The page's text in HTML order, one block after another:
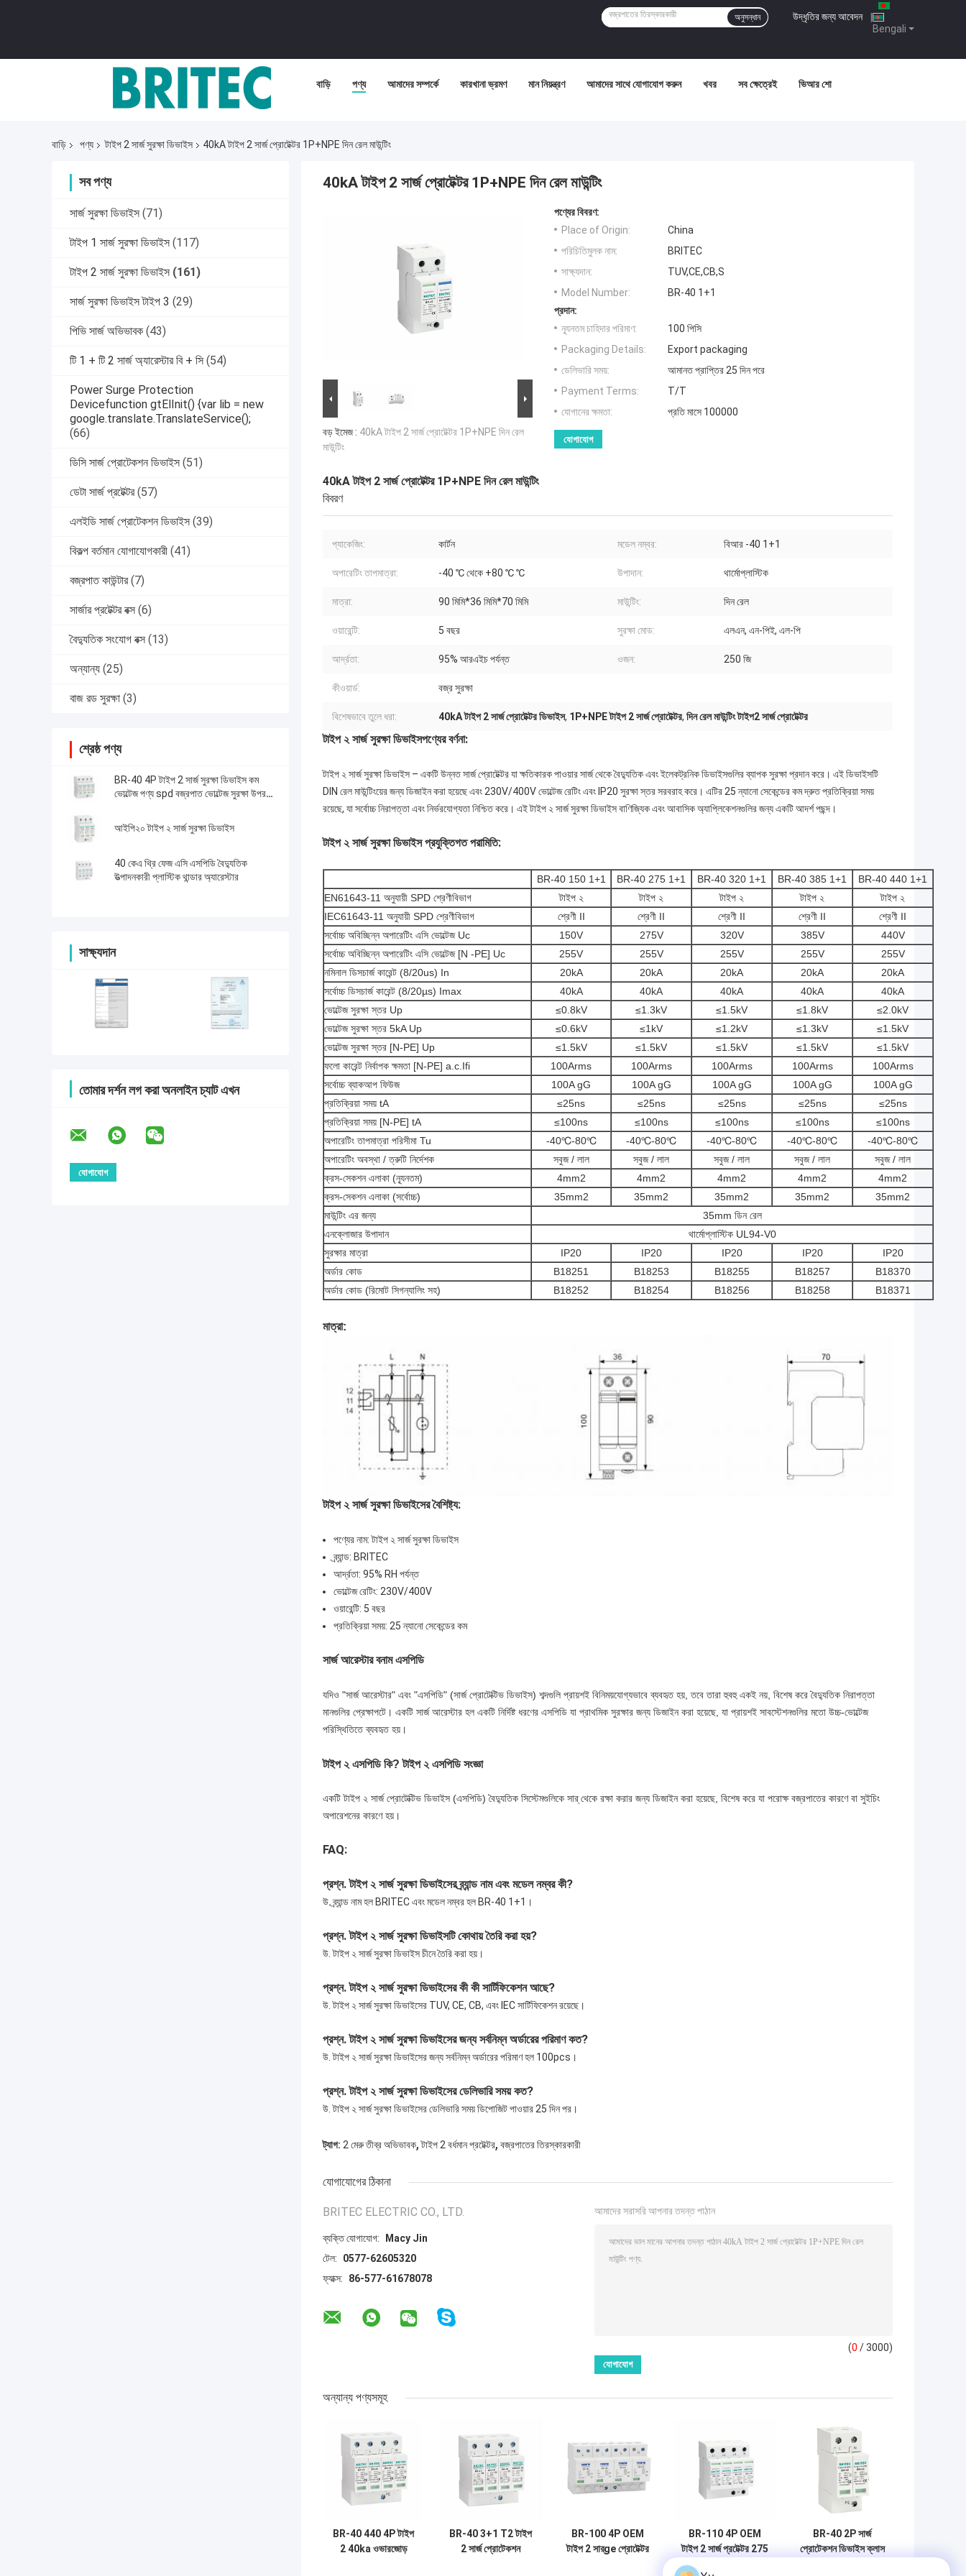
Bengali
উদ্ধৃতির জন্য আবেদন |
অনুসন্ধান
বাড়ি পণ্য আমাদের সম্পর্কে কারখানা ভ্রমণ মান নিয়ন্ত্রণ আমাদের সাথে যোগাযোগ করুন খবর সব ক্ষেত্রেই ভিআর শো
বাড়ি পণ্য টাইপ 2 সার্জ সুরক্ষা ডিভাইস 40kA টাইপ 2 সার্জ প্রোটেক্টর 1P+NPE দিন রেল মাউন্টিং
সব পণ্য
সার্জ সুরক্ষা ডিভাইস (71)
টাইপ 1 সার্জ সুরক্ষা ডিভাইস (117)
টাইপ 2 সার্জ সুরক্ষা ডিভাইস (161)
সার্জ সুরক্ষা ডিভাইস টাইপ 3 (29)
পিভি সার্জ অভিভাবক (43)
টি 1 + টি 2 সার্জ অ্যারেস্টার বি + সি (54)
Power Surge Protection
Devicefunction gtElInit() {var lib = new
google.translate.TranslateService();
(66)
ডিসি সার্জ প্রোটেকশন ডিভাইস (51)
ডেটা সার্জ প্রটেক্টর (57)
এলইডি সার্জ প্রোটেকশন ডিভাইস (39)
বিকল্প বর্তমান যোগাযোগকারী (41)
বজ্রপাত কাউন্টার (7)
সার্জার প্রটেক্টর বক্স (6)
বৈদ্যুতিক সংযোগ বক্স (13)
অন্যান্য (25)
বাজ রড সুরক্ষা (3)
শ্রেষ্ঠ পণ্য
BR-40 4P টাইপ 2 সার্জ সুরক্ষা ডিভাইস কম
ভোল্টেজ পণ্য spd বজ্রপাত ভোল্টেজ সুরক্ষা উপর
আইপি২০ টাইপ ২ সার্জ সুরক্ষা ডিভাইস
40 কেএ থ্রি ফেজ এসি এসপিডি বৈদ্যুতিক
উত্পাদনকারী প্লাস্টিক থান্ডার অ্যারেস্টার
সাক্ষ্যদান
তোমার দর্শন লগ করা অনলাইন চ্যাট এখন
40kA টাইপ 2 সার্জ প্রোটেক্টর 1P+NPE দিন রেল মাউন্টিং
বড় ইমেজ : 40kA টাইপ 2 সার্জ প্রোটেক্টর 1P+NPE দিন রেল
মাউন্টিং
পণ্যের বিবরণ:
Place of Origin:
China
পরিচিতিমুলক নাম:
BRITEC
সাক্ষ্যদান:
TUV,CE,CB,S
Model Number:
BR-40 1+1
প্রদান:
ন্যূনতম চাহিদার পরিমাণ:
100 পিসি
Packaging Details:
Export packaging
ডেলিভারি সময়:
আমানত প্রাপ্তির 25 দিন পরে
Payment Terms:
T/T
যোগানের ক্ষমতা:
প্রতি মাসে 100000
যোগাযোগ
40kA টাইপ 2 সার্জ প্রোটেক্টর 1P+NPE দিন রেল মাউন্টিং
বিবরণ
প্যাকেজিং: কার্টন মডেল নম্বর: বিআর -40 1+1
অপারেটিং তাপমাত্রা: -40 ℃ থেকে +80 ℃ ℃ উপাদান: থার্মোপ্লাস্টিক
মাত্রা: 90 মিমি*36 মিমি*70 মিমি মাউন্টিং: দিন রেল
ওয়ারেন্টি: 5 বছর সুরক্ষা মোড: এলএন, এন-পিই, এল-পি
আর্দ্রতা: 95% আরএইচ পর্যন্ত ওজন: 250 জি
কীওয়ার্ড: বজ্র সুরক্ষা
বিশেষভাবে তুলে ধরা: 40kA টাইপ 2 সার্জ প্রোটেক্টর ডিভাইস, 1P+NPE টাইপ 2 সার্জ প্রোটেক্টর, দিন রেল মাউন্টিং টাইপ2 সার্জ প্রোটেক্টর
টাইপ ২ সার্জ সুরক্ষা ডিভাইসপণ্যের বর্ণনা:
টাইপ ২ সার্জ সুরক্ষা ডিভাইস – একটি উন্নত সার্জ প্রোটেক্টর যা ক্ষতিকারক পাওয়ার সার্জ থেকে বৈদ্যুতিক এবং ইলেকট্রনিক ডিভাইসগুলির ব্যাপক সুরক্ষা প্রদান করে। এই ডিভাইসটি
DIN রেল মাউন্টিংয়ের জন্য ডিজাইন করা হয়েছে এবং 230V/400V ভোল্টেজ রেটিং এবং IP20 সুরক্ষা স্তর সরবরাহ করে। এটির 25 ন্যানো সেকেন্ডের কম দ্রুত প্রতিক্রিয়া সময়
রয়েছে, যা সর্বোচ্চ নিরাপত্তা এবং নির্ভরযোগ্যতা নিশ্চিত করে। এই টাইপ ২ সার্জ সুরক্ষা ডিভাইস বাণিজ্যিক এবং আবাসিক অ্যাপ্লিকেশনগুলির জন্য একটি আদর্শ পছন্দ।
টাইপ ২ সার্জ সুরক্ষা ডিভাইস প্রযুক্তিগত পরামিতি:
BR-40 150 1+1 BR-40 275 1+1 BR-40 320 1+1 BR-40 385 1+1
BR-40 440 1+1
EN61643-11 অনুযায়ী SPD শ্রেণীবিভাগ
টাইপ ২ টাইপ ২ টাইপ ২ টাইপ ২
টাইপ ২
IEC61643-11 অনুযায়ী SPD শ্রেণীবিভাগ
শ্রেণী II শ্রেণী II শ্রেণী II শ্রেণী II
শ্রেণী II
সর্বোচ্চ অবিচ্ছিন্ন অপারেটিং এসি ভোল্টেজ Uc
150V 275V 320V 385V
440V
সর্বোচ্চ অবিচ্ছিন্ন অপারেটিং এসি ভোল্টেজ [N -PE] Uc
255V 255V 255V 255V
255V
নমিনাল ডিসচার্জ কারেন্ট (8/20us) In
20kA 20kA 20kA 20kA
20kA
সর্বোচ্চ ডিসচার্জ কারেন্ট (8/20µs) Imax
40kA 40kA 40kA 40kA
40kA
ভোল্টেজ সুরক্ষা স্তর Up
≤0.8kV ≤1.3kV ≤1.5kV ≤1.8kV
≤2.0kV
ভোল্টেজ সুরক্ষা স্তর 5kA Up
≤0.6kV ≤1kV ≤1.2kV ≤1.3kV
≤1.5kV
ভোল্টেজ সুরক্ষা স্তর [N-PE] Up
≤1.5kV ≤1.5kV ≤1.5kV ≤1.5kV
≤1.5kV
ফলো কারেন্ট নির্বাপক ক্ষমতা [N-PE] a.c.Ifi
100Arms 100Arms 100Arms 100Arms
100Arms
সর্বোচ্চ ব্যাকআপ ফিউজ
100A gG 100A gG 100A gG 100A gG
100A gG
প্রতিক্রিয়া সময় tA
≤25ns ≤25ns ≤25ns ≤25ns
≤25ns
প্রতিক্রিয়া সময় [N-PE] tA
≤100ns ≤100ns ≤100ns ≤100ns
≤100ns
অপারেটিং তাপমাত্রা পরিসীমা Tu
-40℃-80℃ -40℃-80℃ -40℃-80℃ -40℃-80℃
-40℃-80℃
অপারেটিং অবস্থা / ত্রুটি নির্দেশক
সবুজ / লাল সবুজ / লাল সবুজ / লাল সবুজ / লাল
সবুজ / লাল
ক্রস-সেকশন এলাকা (ন্যূনতম)
4mm2 4mm2 4mm2 4mm2
4mm2
ক্রস-সেকশন এলাকা (সর্বোচ্চ)
35mm2 35mm2 35mm2 35mm2
35mm2
মাউন্টিং এর জন্য
35mm ডিন রেল
এনক্লোজার উপাদান
থার্মোপ্লাস্টিক UL94-V0
সুরক্ষার মাত্রা
IP20 IP20 IP20 IP20
IP20
অর্ডার কোড
B18251 B18253 B18255 B18257
B18370
অর্ডার কোড (রিমোট সিগন্যালিং সহ)
B18252 B18254 B18256 B18258 B18371
মাত্রা:
টাইপ ২ সার্জ সুরক্ষা ডিভাইসের বৈশিষ্ট্য:
পণ্যের নাম: টাইপ ২ সার্জ সুরক্ষা ডিভাইস
ব্র্যান্ড: BRITEC
আর্দ্রতা: 95% RH পর্যন্ত
ভোল্টেজ রেটিং: 230V/400V
ওয়ারেন্টি: 5 বছর
প্রতিক্রিয়া সময়: 25 ন্যানো সেকেন্ডের কম
সার্জ আরেস্টার বনাম এসপিডি
যদিও "সার্জ আরেস্টার" এবং "এসপিডি" (সার্জ প্রোটেক্টিভ ডিভাইস) শব্দগুলি প্রায়শই বিনিময়যোগ্যভাবে ব্যবহৃত হয়, তবে তারা হুবহু একই নয়, বিশেষ করে বৈদ্যুতিক নিরাপত্তা
মানগুলির প্রেক্ষাপটে। একটি সার্জ আরেস্টার হল একটি নির্দিষ্ট ধরণের এসপিডি যা প্রাথমিক সুরক্ষার জন্য ডিজাইন করা হয়েছে, যা প্রায়শই সাবস্টেশনগুলির মতো উচ্চ-ভোল্টেজ
পরিস্থিতিতে ব্যবহৃত হয়।
টাইপ ২ এসপিডি কি? টাইপ ২ এসপিডি সংজ্ঞা
একটি টাইপ ২ সার্জ প্রোটেক্টিভ ডিভাইস (এসপিডি) বৈদ্যুতিক সিস্টেমগুলিকে সার্ থেকে রক্ষা করার জন্য ডিজাইন করা হয়েছে, বিশেষ করে যা পরোক্ষ বজ্রপাতের কারণে বা সুইচিং
অপারেশনের কারণে হয়।
FAQ:
প্রশ্ন. টাইপ ২ সার্জ সুরক্ষা ডিভাইসের ব্র্যান্ড নাম এবং মডেল নম্বর কী?
উ. ব্র্যান্ড নাম হল BRITEC এবং মডেল নম্বর হল BR-40 1+1।
প্রশ্ন. টাইপ ২ সার্জ সুরক্ষা ডিভাইসটি কোথায় তৈরি করা হয়?
উ. টাইপ ২ সার্জ সুরক্ষা ডিভাইস চীনে তৈরি করা হয়।
প্রশ্ন. টাইপ ২ সার্জ সুরক্ষা ডিভাইসের কী কী সার্টিফিকেশন আছে?
উ. টাইপ ২ সার্জ সুরক্ষা ডিভাইসের TUV, CE, CB, এবং IEC সার্টিফিকেশন রয়েছে।
প্রশ্ন. টাইপ ২ সার্জ সুরক্ষা ডিভাইসের জন্য সর্বনিম্ন অর্ডারের পরিমাণ কত?
উ. টাইপ ২ সার্জ সুরক্ষা ডিভাইসের জন্য সর্বনিম্ন অর্ডারের পরিমাণ হল 100pcs।
প্রশ্ন. টাইপ ২ সার্জ সুরক্ষা ডিভাইসের ডেলিভারি সময় কত?
উ. টাইপ ২ সার্জ সুরক্ষা ডিভাইসের ডেলিভারি সময় ডিপোজিট পাওয়ার 25 দিন পর।
ট্যাগ: 2 মেরু তীব্র অভিভাবক, টাইপ 2 বর্ধমান প্রটেক্টর, বজ্রপাতের তিরস্কারকারী
যোগাযোগের ঠিকানা
BRITEC ELECTRIC CO., LTD.
ব্যক্তি যোগাযোগ:
Macy Jin
টেল:
0577-62605320
ফ্যাক্স:
86-577-61678078
আমাদের সরাসরি আপনার তদন্ত পাঠান
(0 / 3000)
অন্যান্য পণ্যসমূহ
BR-40 440 4P টাইপ
2 40ka ওভারজোড়
BR-40 3+1 T2 টাইপ
2 সার্জ প্রোটেকশন
BR-100 4P OEM
টাইপ 2 সার্ge প্রোটেক্টর
BR-110 4P OEM
টাইপ 2 সার্জ প্রটেক্টর 275
ভোল্ট সার্জ সুরক্ষা ডিভাইস
BR-40 2P সার্জ
প্রোটেকশন ডিভাইস ক্লাস